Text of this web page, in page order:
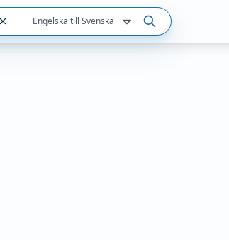
Engelska till Svenska